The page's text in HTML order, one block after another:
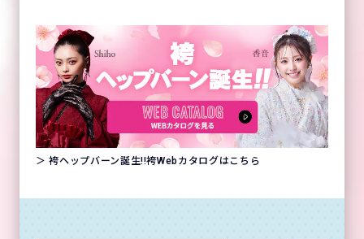
＞ 袴ヘップバーン誕生!!袴Webカタログはこちら